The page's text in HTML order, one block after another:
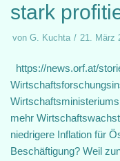
stark
von G. Kuchta 21. März
https://news.orf.at/
mehr
niedrigere Inflation für
Beschäftigung? Weil